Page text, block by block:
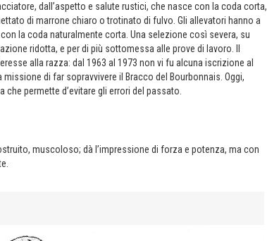
dall’aspetto e salute rustici, che nasce con la coda corta,
di marrone chiaro o trotinato di fulvo. Gli allevatori hanno a
la coda naturalmente corta. Una selezione così severa, su
ridotta, e per di più sottomessa alle prove di lavoro. Il
alla razza: dal 1963 al 1973 non vi fu alcuna iscrizione al
missione di far sopravvivere il Bracco del Bourbonnais. Oggi,
permette d’evitare gli errori del passato.
muscoloso; dà l’impressione di forza e potenza, ma con